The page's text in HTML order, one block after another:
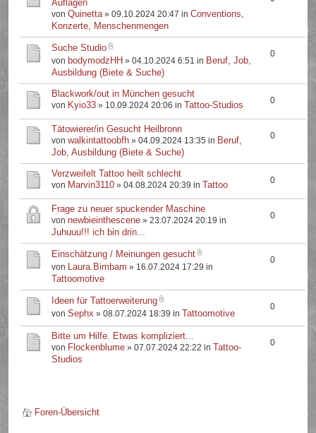
Auflagen
vonQuinetta» 09.10.2024 20:47 inConventions,
Konzerte, Menschenmengen
Suche Studio
von bodymodzHH » 04.10.2024 6:51 in Beruf, Job,
Ausbildung (Biete & Suche)
0
Blackwork/out in München gesucht
von Kyio33 » 10.09.2024 20:06 in Tattoo-Studios 0
Tätowierer/in Gesucht Heilbronn
vonwalkintattoobfh » 04.09.2024 13:35 in Beruf,
Job, Ausbildung (Biete & Suche)
0
Verzweifelt Tattoo heilt schlecht
von Marvin3110 » 04.08.2024 20:39 in Tattoo 0
Frage zu neuer spuckender Maschine
vonnewbieinthescene » 23.07.2024 20:19 in
Juhuuu!!! ich bin drin...
0
Einschätzung / Meinungen gesucht
von Laura.Bimbam » 16.07.2024 17:29 in
Tattoomotive
0
Ideen für Tattoerweiterung
vonSephx » 08.07.2024 18:39 in Tattoomotive
0
Bitte um Hilfe. Etwas kompliziert...
von Flockenblume » 07.07.2024 22:22 in Tattoo-
Studios
0
Foren-Übersicht